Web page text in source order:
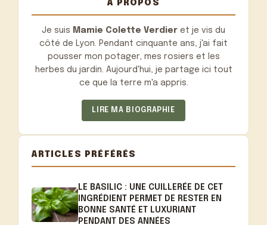
À PROPOS
Je suis Mamie Colette Verdier et je vis du
côté de Lyon. Pendant cinquante ans, j'ai fait
pousser mon potager, mes rosiers et les
herbes du jardin. Aujourd'hui, je partage ici tout
ce que la terre m'a appris.
LIRE MA BIOGRAPHIE
ARTICLES PRÉFÉRÉS
LE BASILIC : UNE CUILLERÉE DE CET
INGRÉDIENT PERMET DE RESTER EN
BONNE SANTÉ ET LUXURIANT
PENDANT DES ANNÉES